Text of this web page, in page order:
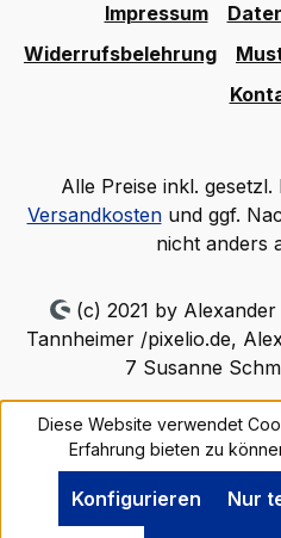
Impressum
Widerrufsbelehrung
Alle Preise inkl.
Versandkostenund ggf.
nicht anders
(c) 2021 by
Tannheimer /pixelio.de,
7 Susanne
Diese Website verwendet
Erfahrung bieten zu
Nur
Konfigurieren